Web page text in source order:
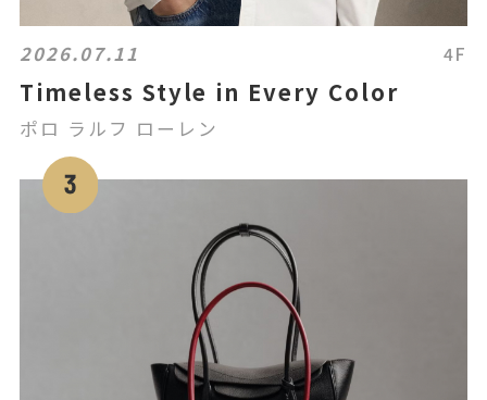
2026.07.11 4F
Timeless Style in Every Color
ポロ ラルフ ローレン